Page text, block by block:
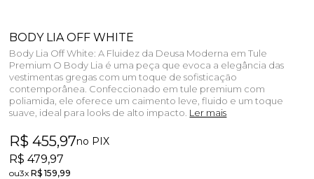
BODY LIA OFF WHITE
Body Lia Off White: A Fluidez da Deusa Moderna em Tule
Premium O Body Lia é uma peça que evoca a elegância das
vestimentas gregas com um toque de sofisticação
contemporânea. Confeccionado em tule premium com
poliamida, ele oferece um caimento leve, fluido e um toque
suave, ideal para looks de alto impacto. Ler mais
R$ 455,97no PIX
R$ 479,97
3xR$ 159,99